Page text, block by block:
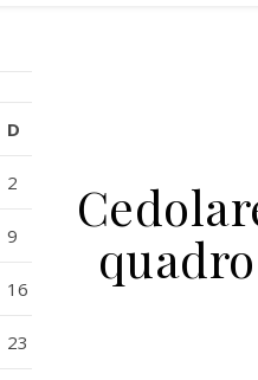
D
2
9
16
23